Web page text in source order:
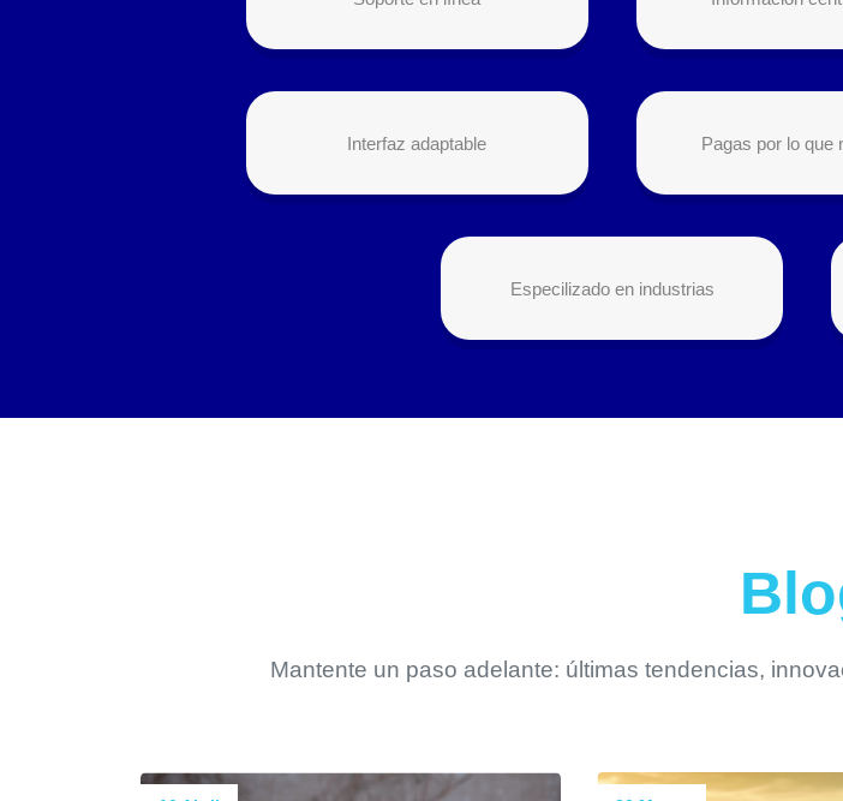
Interfaz adaptable Pagas por lo que
Especilizado en industrias
Mantente un paso adelante: últimas tendencias,